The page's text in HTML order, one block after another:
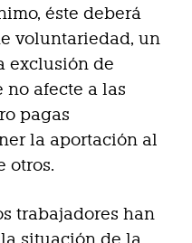
éste deberá
voluntariedad, un
exclusión de
no afecte a las
pagas
la aportación al
otros.
trabajadores han
situación de la